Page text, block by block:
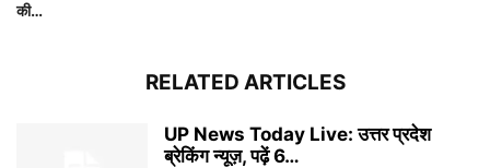
की…
RELATED ARTICLES
UP News Today Live: उत्तर प्रदेश
ब्रेकिंग न्यूज़, पढ़ें 6…